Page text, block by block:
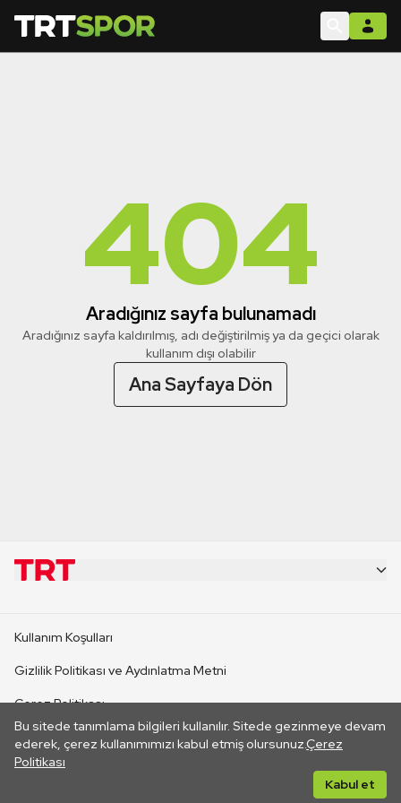
404
Aradığınız sayfa bulunamadı
Aradığınız sayfa kaldırılmış, adı değiştirilmiş ya da geçici olarak
kullanım dışı olabilir
Ana Sayfaya Dön
Bu sitede tanımlama bilgileri kullanılır. Sitede gezinmeye devam
ederek, çerez kullanımımızı kabul etmiş olursunuz.Çerez
Politikası
Kabul et
CANLI YAYINLAR
Kullanım Koşulları
Gizlilik Politikası ve Aydınlatma Metni
Çerez Politikası
İletişim
Her hakkı saklıdır. ©2026 TRT. Bağlantı yoluyla gidilen dış